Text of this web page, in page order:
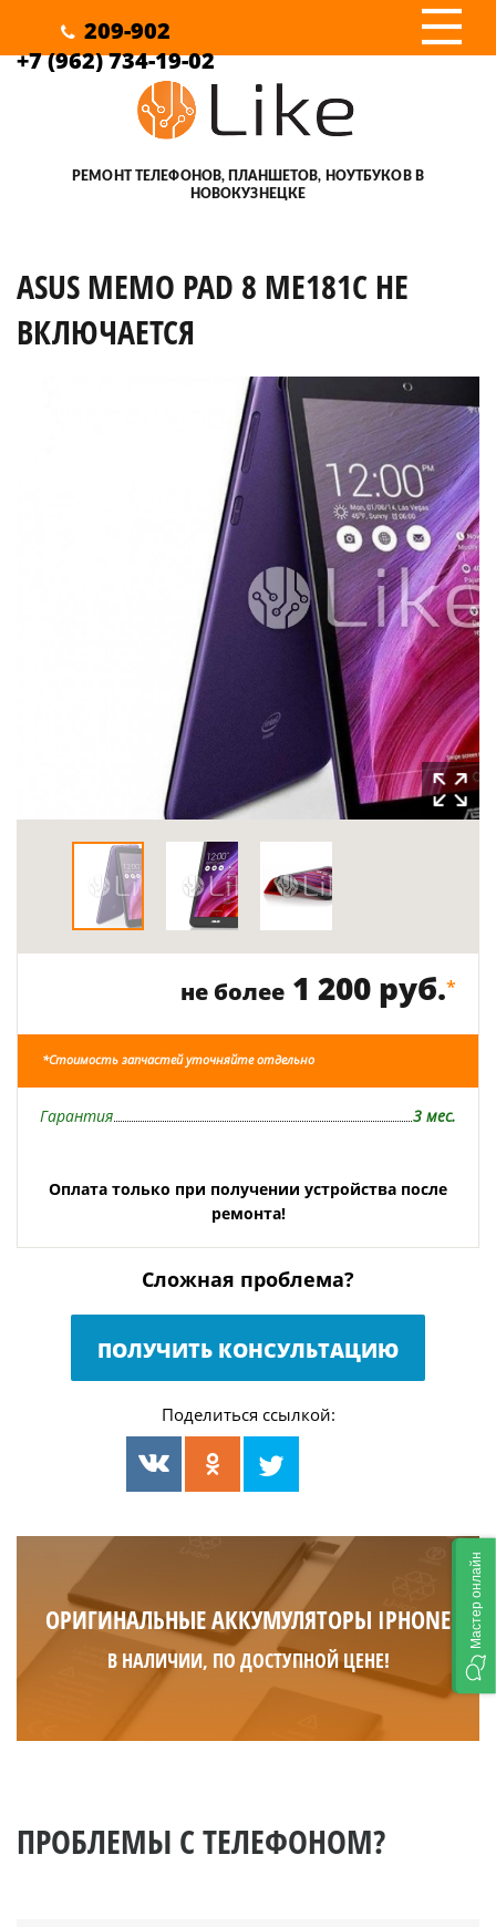
209-902
+7 (962) 734-19-02
III
РЕМОНТ ТЕЛЕФОНОВ, ПЛАНШЕТОВ, НОУТБУКОВ В
НОВОКУЗНЕЦКЕ
ASUS MEMO PAD 8 ME181C НЕ
ВКЛЮЧАЕТСЯ
не более 1 200 руб.*
*Стоимость запчастей уточняйте отдельно
Гарантия 3 мес.
Оплата только при получении устройства после
ремонта!
Сложная проблема?
ПОЛУЧИТЬ КОНСУЛЬТАЦИЮ
Поделиться ссылкой:
ОРИГИНАЛЬНЫЕ АККУМУЛЯТОРЫ IPHONE
В НАЛИЧИИ, ПО ДОСТУПНОЙ ЦЕНЕ!
ПРОБЛЕМЫ С ТЕЛЕФОНОМ?
Мастер онлайн